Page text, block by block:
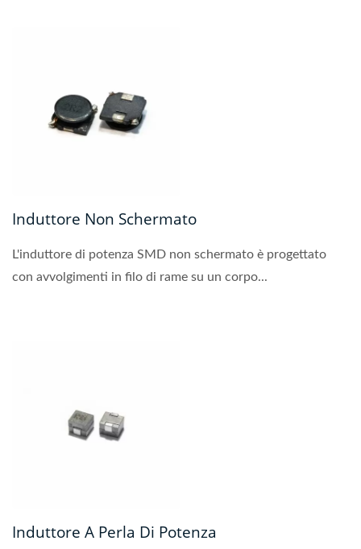
Induttore Non Schermato
L'induttore di potenza SMD non schermato è progettato
con avvolgimenti in filo di rame su un corpo...
Induttore A Perla Di Potenza